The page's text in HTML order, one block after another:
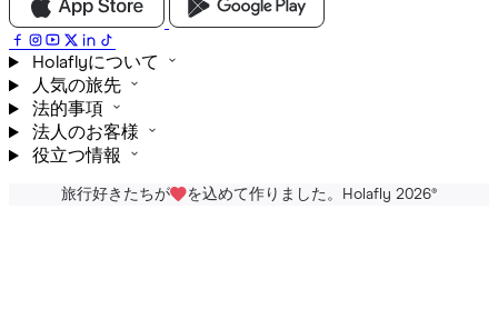
Holaflyについて
人気の旅先
法的事項
法人のお客様
役立つ情報
旅行好きたちが を込めて作りました。Holafly 2026®